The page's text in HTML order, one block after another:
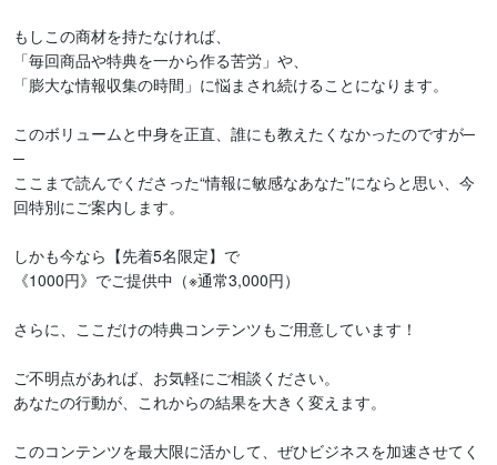
もしこの商材を持たなければ、
「毎回商品や特典を一から作る苦労」や、
「膨大な情報収集の時間」に悩まされ続けることになります。
このボリュームと中身を正直、誰にも教えたくなかったのですが─
─
ここまで読んでくださった“情報に敏感なあなた”にならと思い、今
回特別にご案内します。
しかも今なら【先着5名限定】で
《1000円》でご提供中（※通常3,000円）
さらに、ここだけの特典コンテンツもご用意しています！
ご不明点があれば、お気軽にご相談ください。
あなたの行動が、これからの結果を大きく変えます。
このコンテンツを最大限に活かして、ぜひビジネスを加速させてく